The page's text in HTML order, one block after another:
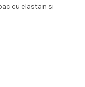
cu elastan si